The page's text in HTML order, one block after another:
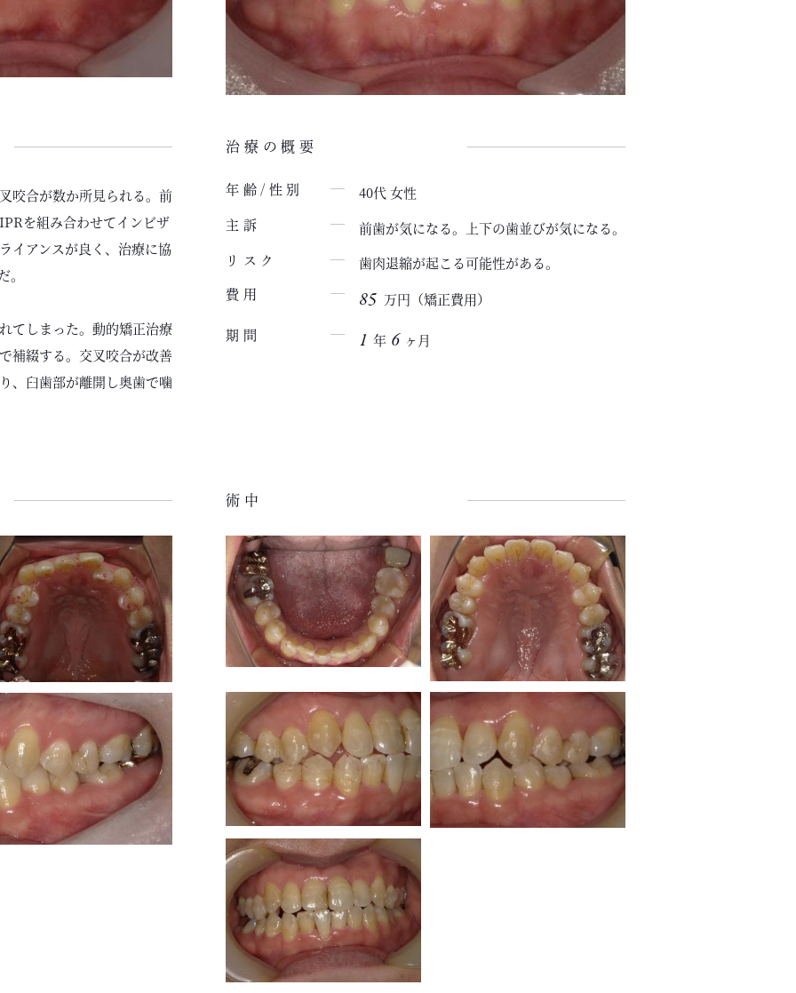
咬合が数か所見られる。前
を組み合わせてインビザ
イアンスが良く、治療に協
てしまった。動的矯正治療
補綴する。交叉咬合が改善
、臼歯部が離開し奥歯で噛
治療の概要
年齢/性別 40代 女性
主訴 前歯が気になる。上下の歯並びが気になる。
リスク 歯肉退縮が起こる可能性がある。
費用 85 万円（矯正費用）
期間 1 年 6 ヶ月
術中